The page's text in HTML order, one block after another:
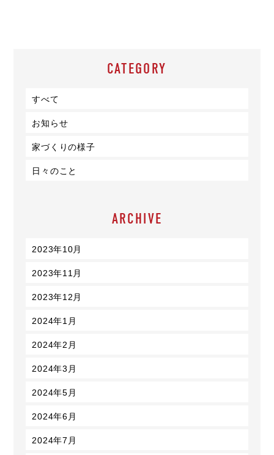
CATEGORY
すべて
お知らせ
家づくりの様子
日々のこと
ARCHIVE
2023年10月
2023年11月
2023年12月
2024年1月
2024年2月
2024年3月
2024年5月
2024年6月
2024年7月